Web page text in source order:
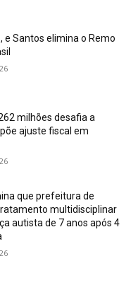
e Santos elimina o Remo
milhões desafia a
ajuste fiscal em
que prefeitura de
multidisciplinar
autista de 7 anos após 4